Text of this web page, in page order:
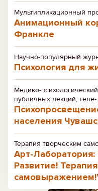
Мультипликационный
Анимационный
Франкле
Научно-популярный
Психология для
Медико-
публичных лекций,
населения
Терапия творческим
Арт-
Развитие!